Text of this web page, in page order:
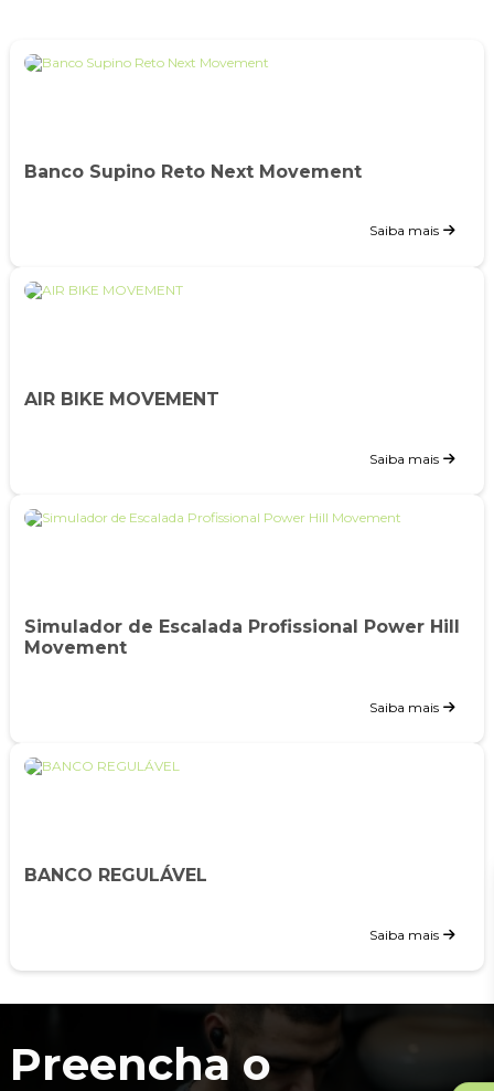
Banco Supino Reto Next Movement
Saiba mais
AIR BIKE MOVEMENT
Saiba mais
Simulador de Escalada Profissional Power Hill
Movement
Saiba mais
BANCO REGULÁVEL
Saiba mais
Preencha o